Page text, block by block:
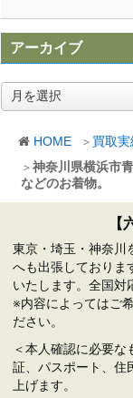
HOME
買取実
神奈川県横浜市
などのお着物。
アーカイブ
ア
ー
東京・埼玉・神奈川
へも出張しておりま
いたします。全国対
※内容によってはご
ださい。
＜本人確認に必要
証、パスポート、住
上げます。